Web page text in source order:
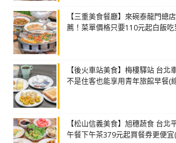
【三重美食餐廳】來碗泰龍門總
薦！菜單價格只要110元起白飯
【後火車站美食】梅樓驛站 台北
不是住客也能享用青年旅館早餐(
【松山信義美食】旭穗蔬食 台北
午餐下午茶379元起買餐券更便